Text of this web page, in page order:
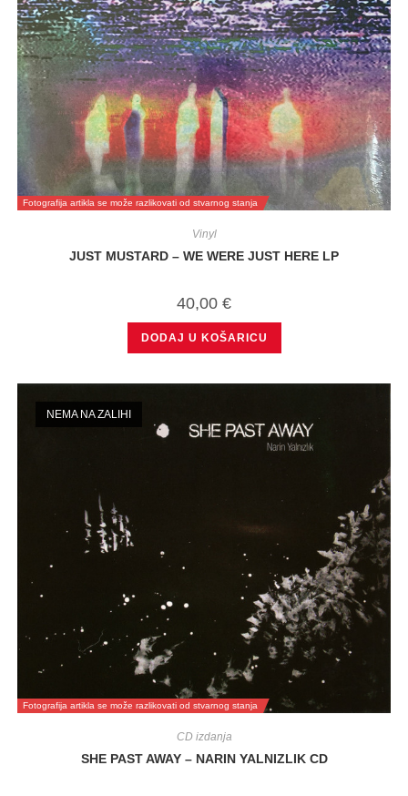
Fotografija artikla se može razlikovati od stvarnog stanja
Vinyl
JUST MUSTARD – WE WERE JUST HERE LP
40,00 €
DODAJ U KOŠARICU
Fotografija artikla se može razlikovati od stvarnog stanja
NEMA NA ZALIHI
CD izdanja
SHE PAST AWAY – NARIN YALNIZLIK CD